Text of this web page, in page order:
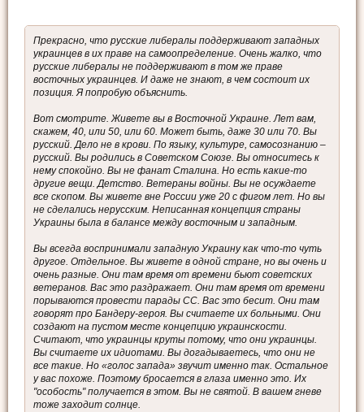
Прекрасно, что русские либералы поддерживают западных
украинцев в их праве на самоопределение. Очень жалко, что
русские либералы не поддерживают в том же праве
восточных украинцев. И даже не знают, в чем состоит их
позиция. Я попробую объяснить.
Вот смотрите. Живете вы в Восточной Украине. Лет вам,
скажем, 40, или 50, или 60. Может быть, даже 30 или 70. Вы
русский. Дело не в крови. По языку, культуре, самосознанию –
русский. Вы родились в Советском Союзе. Вы относитесь к
нему спокойно. Вы не фанат Сталина. Но есть какие-то
другие вещи. Детство. Ветераны войны. Вы не осуждаете
все скопом. Вы живете вне России уже 20 с фигом лет. Но вы
не сделались нерусским. Неписанная концепция страны
Украины была в балансе между восточным и западным.
Вы всегда воспринимали западную Украину как что-то чуть
другое. Отдельное. Вы живете в одной стране, но вы очень и
очень разные. Они там время от времени бьют советских
ветеранов. Вас это раздражает. Они там время от времени
порываются провести парады СС. Вас это бесит. Они там
говорят про Бандеру-героя. Вы считаете их больными. Они
создают на пустом месте концепцию украинскости.
Считают, что украинцы круты потому, что они украинцы.
Вы считаете их идиотами. Вы догадываетесь, что они не
все такие. Но «голос запада» звучит именно так. Остальное
у вас похоже. Поэтому бросается в глаза именно это. Их
"особость" получается в этом. Вы не святой. В вашем гневе
тоже заходит солнце.